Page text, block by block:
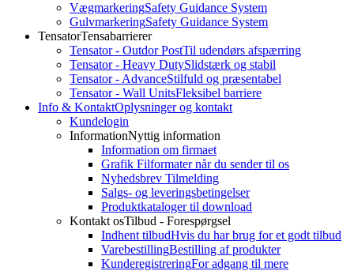
VægmarkeringSafety Guidance System
GulvmarkeringSafety Guidance System
TensatorTensabarrierer
Tensator - Outdor PostTil udendørs afspærring
Tensator - Heavy DutySlidstærk og stabil
Tensator - AdvanceStilfuld og præsentabel
Tensator - Wall UnitsFleksibel barriere
Info & KontaktOplysninger og kontakt
Kundelogin
InformationNyttig information
Information om firmaet
Grafik Filformater når du sender til os
Nyhedsbrev Tilmelding
Salgs- og leveringsbetingelser
Produktkataloger til download
Kontakt osTilbud - Forespørgsel
Indhent tilbudHvis du har brug for et godt tilbud
VarebestillingBestilling af produkter
KunderegistreringFor adgang til mere